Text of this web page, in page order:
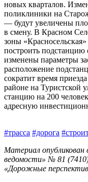
новых кварталов.
поликлиники на
— будут увеличены
в смену. В Красном
зоны
построить подстанцию
изменены параметры
расположение
сократит время
районе на Туристской
станцию на 200
адресную
#трасса #дорога
Материал опубликован
ведомости» № 81
«Дорожные